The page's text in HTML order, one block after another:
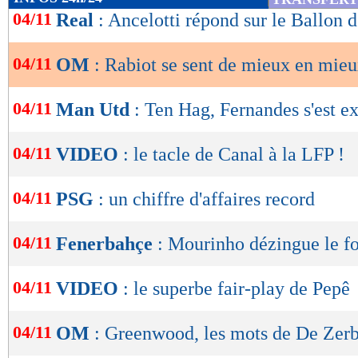
de
OK
04/11 Real : Ancelotti répond sur le Ballon
04/11 OM : Rabiot se sent de mieux en
04/11 Man Utd : Ten Hag, Fernandes s'est
04/11 VIDEO : le tacle de Canal à la LFP !
04/11 PSG : un chiffre d'affaires record
04/11 Fenerbahçe : Mourinho dézingue le
04/11 VIDEO : le superbe fair-play de Pepê
04/11 OM : Greenwood, les mots de De